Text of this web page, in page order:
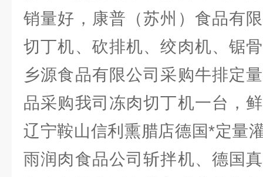
销量好，康普（苏州）食品有
切丁机、砍排机、绞肉机、锯
乡源食品有限公司采购牛排定
品采购我司冻肉切丁机一台，
辽宁鞍山信利熏腊店德国*定量
雨润肉食品公司斩拌机、德国